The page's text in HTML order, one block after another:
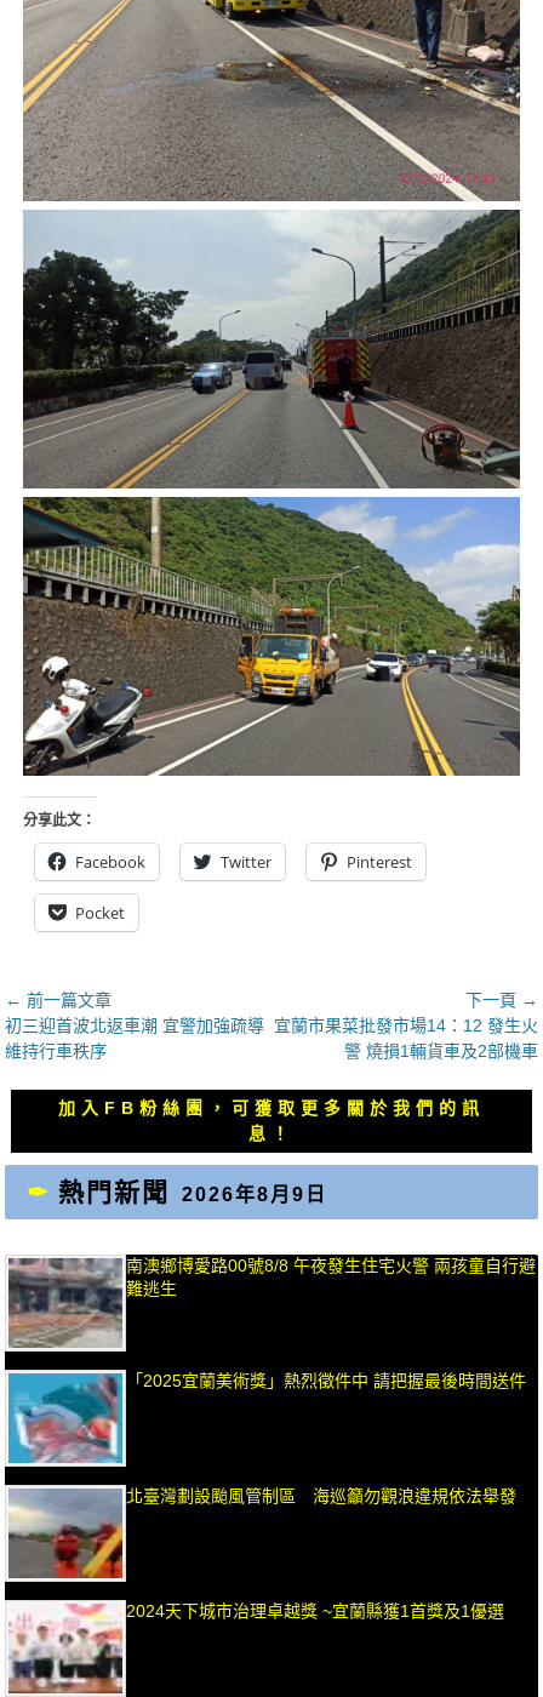
分享此文：
Facebook Twitter Pinterest
Pocket
文
章
導
覽
← 前一篇文章
上
一
初三迎首波北返車潮 宜警加強疏導
維持行車秩序
下一頁 →
下
文
章：
宜蘭市果菜批發市場14：12 發生火
警 燒損1輛貨車及2部機車
加入FB粉絲團，可獲取更多關於我們的訊
息！
熱門新聞 2026年8月9日
南澳鄉博愛路00號8/8 午夜發生住宅火警 兩孩童自行避
難逃生
「2025宜蘭美術獎」熱烈徵件中 請把握最後時間送件
北臺灣劃設颱風管制區 海巡籲勿觀浪違規依法舉發
2024天下城市治理卓越獎 ~宜蘭縣獲1首獎及1優選